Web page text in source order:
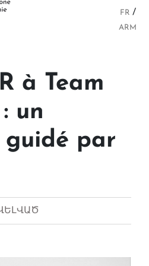
FR
ARM
à Team
un
guidé par